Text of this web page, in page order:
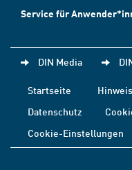
Service für
DIN Media
Startseite
Datenschutz
Cookie-Einstellungen